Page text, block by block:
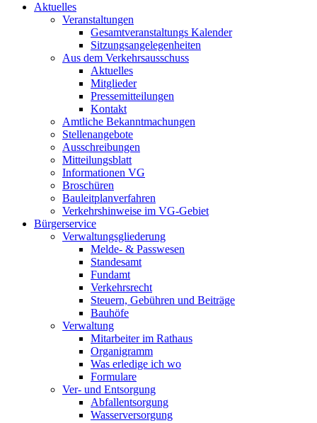
Aktuelles
Veranstaltungen
Gesamtveranstaltungs Kalender
Sitzungsangelegenheiten
Aus dem Verkehrsausschuss
Aktuelles
Mitglieder
Pressemitteilungen
Kontakt
Amtliche Bekanntmachungen
Stellenangebote
Ausschreibungen
Mitteilungsblatt
Informationen VG
Broschüren
Bauleitplanverfahren
Verkehrshinweise im VG-Gebiet
Bürgerservice
Verwaltungsgliederung
Melde- & Passwesen
Standesamt
Fundamt
Verkehrsrecht
Steuern, Gebühren und Beiträge
Bauhöfe
Verwaltung
Mitarbeiter im Rathaus
Organigramm
Was erledige ich wo
Formulare
Ver- und Entsorgung
Abfallentsorgung
Wasserversorgung